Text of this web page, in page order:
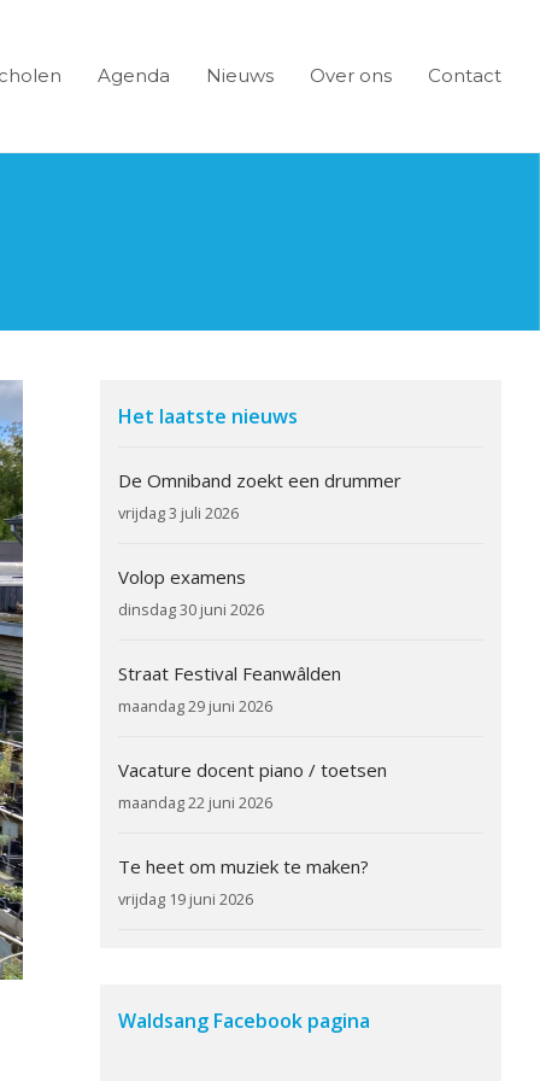
Agenda Nieuws Over ons Contact
Het laatste nieuws
De Omniband zoekt een drummer
vrijdag 3 juli 2026
Volop examens
dinsdag 30 juni 2026
Straat Festival Feanwâlden
maandag 29 juni 2026
Vacature docent piano / toetsen
maandag 22 juni 2026
Te heet om muziek te maken?
vrijdag 19 juni 2026
Waldsang Facebook pagina